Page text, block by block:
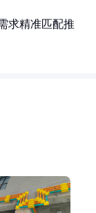
求精准匹配推